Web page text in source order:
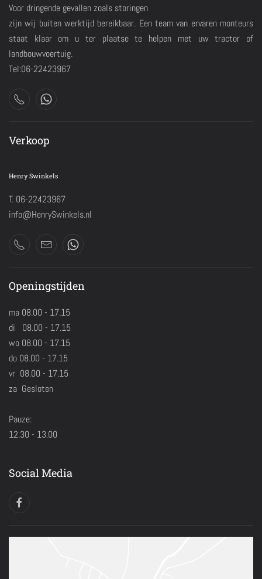
Voor dringende gevallen zoals storingen
zijn wij buiten werktijd bereikbaar. Een team van ervaren monteurs
staat klaar om u ter plaatse te helpen met uw tractor of
landbouwvoertuig.
Tel:06-22423967
Verkoop
Henry Swinkels
T. 06-22423967
info@HenrySwinkels.nl
Openingstijden
ma 08.00 - 17.15
di 08.00 - 17.15
wo 08.00 - 17.15
do 08.00 - 17.15
vr 08.00 - 17.15
za Gesloten
Pauze:
12.30 - 13.00
Social Media